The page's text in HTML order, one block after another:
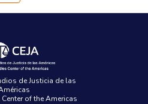
de Justicia de las
of the Americas